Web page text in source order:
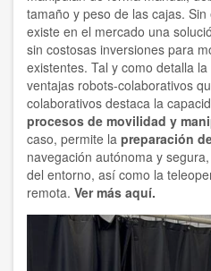
tamaño y peso de las cajas.
existe en el mercado una
sin costosas inversiones para
existentes. Tal y como detalla
ventajas robots-colaborativos
colaborativos destaca la
procesos de movilidad y
caso, permite la preparación
navegación autónoma y
del entorno, así como la
remota. Ver más aquí.